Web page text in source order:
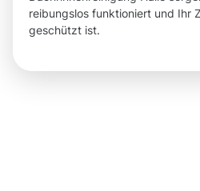
reibungslos funktioniert und Ihr
geschützt ist.